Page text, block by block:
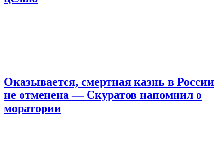
Оказывается, смертная казнь в России
не отменена — Скуратов напомнил о
моратории